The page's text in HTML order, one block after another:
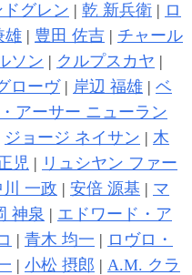
ドグレン | 乾 新兵衛 | ロ
雄 | 豊田 佐吉 | チャール
ソン | クルプスカヤ |
ローヴ| 岸辺 福雄 | ベ
アーサー ニューラン
ジョージ ネイサン | 木
児 | リュシヤン ファー
川 一政 | 安倍 源基 | マ
神泉 | エドワード・ア
| 青木 均一 | ロヴロ・
| 小松 摂郎 | A.M. クラ